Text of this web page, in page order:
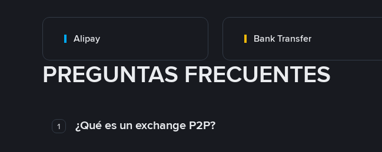
Alipay Bank Transfer
PREGUNTAS FRECUENTES
1 ¿Qué es un exchange P2P?